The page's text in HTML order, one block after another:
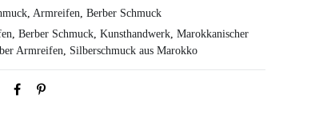
, Armreifen, Berber Schmuck
, Berber Schmuck, Kunsthandwerk, Marokkanischer
Armreifen, Silberschmuck aus Marokko